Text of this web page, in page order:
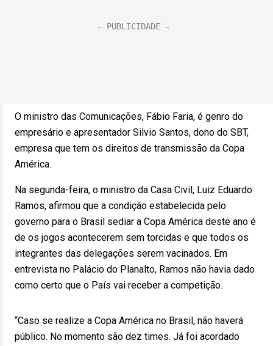
O ministro das Comunicações, Fábio Faria, é genro do
empresário e apresentador Silvio Santos, dono do SBT,
empresa que tem os direitos de transmissão da Copa
América.
Na segunda-feira, o ministro da Casa Civil, Luiz Eduardo
Ramos, afirmou que a condição estabelecida pelo
governo para o Brasil sediar a Copa América deste ano é
de os jogos acontecerem sem torcidas e que todos os
integrantes das delegações serem vacinados. Em
entrevista no Palácio do Planalto, Ramos não havia dado
como certo que o País vai receber a competição.
“Caso se realize a Copa América no Brasil, não haverá
público. No momento são dez times. Já foi acordado